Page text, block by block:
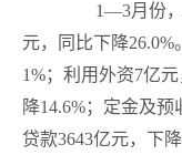
1—3月份
元，同比下降26.0%
1%；利用外资7亿
降14.6%；定金及预
贷款3643亿元，下降